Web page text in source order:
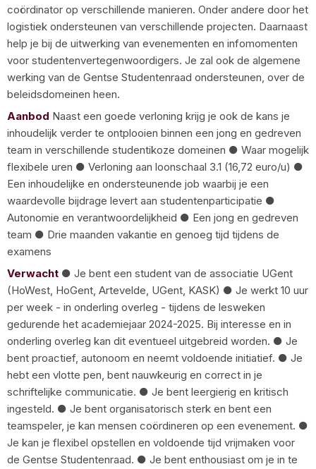
coördinator op verschillende manieren. Onder andere door het
logistiek ondersteunen van verschillende projecten. Daarnaast
help je bij de uitwerking van evenementen en infomomenten
voor studentenvertegenwoordigers. Je zal ook de algemene
werking van de Gentse Studentenraad ondersteunen, over de
beleidsdomeinen heen.
Aanbod Naast een goede verloning krijg je ook de kans je
inhoudelijk verder te ontplooien binnen een jong en gedreven
team in verschillende studentikoze domeinen ● Waar mogelijk
flexibele uren ● Verloning aan loonschaal 3.1 (16,72 euro/u) ●
Een inhoudelijke en ondersteunende job waarbij je een
waardevolle bijdrage levert aan studentenparticipatie ●
Autonomie en verantwoordelijkheid ● Een jong en gedreven
team ● Drie maanden vakantie en genoeg tijd tijdens de
examens
Verwacht ● Je bent een student van de associatie UGent
(HoWest, HoGent, Artevelde, UGent, KASK) ● Je werkt 10 uur
per week - in onderling overleg - tijdens de lesweken
gedurende het academiejaar 2024-2025. Bij interesse en in
onderling overleg kan dit eventueel uitgebreid worden. ● Je
bent proactief, autonoom en neemt voldoende initiatief. ● Je
hebt een vlotte pen, bent nauwkeurig en correct in je
schriftelijke communicatie. ● Je bent leergierig en kritisch
ingesteld. ● Je bent organisatorisch sterk en bent een
teamspeler, je kan mensen coördineren op een evenement. ●
Je kan je flexibel opstellen en voldoende tijd vrijmaken voor
de Gentse Studentenraad. ● Je bent enthousiast om je in te